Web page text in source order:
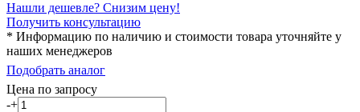
Нашли дешевле? Снизим цену!
Получить консультацию
* Информацию по наличию и стоимости товара уточняйте у
наших менеджеров
Подобрать аналог
Цена по запросу
-+